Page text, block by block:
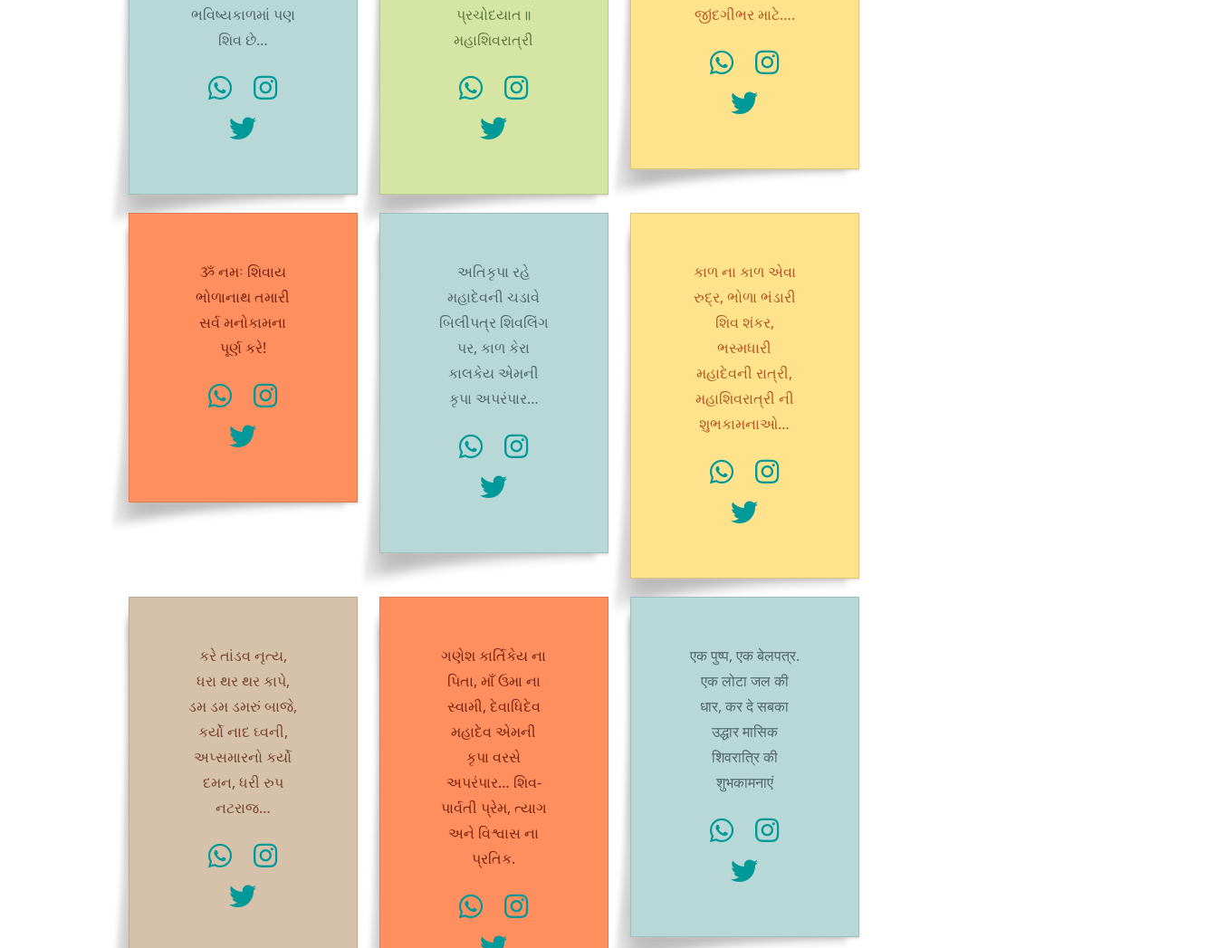
ભવિષ્યકાળમાં પણ
શિવ છે…
પ્રચોદયાત॥
મહાશિવરાત્રી
જીંદગીભર માટે….
ૐ નમઃ શિવાય
ભોળાનાથ તમારી
સર્વ મનોકામના
પૂર્ણ કરે!
અતિકૃપા રહે
મહાદેવની ચડાવે
બિલીપત્ર શિવલિંગ
પર, કાળ કેરા
કાલકેય એમની
કૃપા અપરંપાર…
કાળ ના કાળ એવા
રુદ્ર, ભોળા ભંડારી
શિવ શંકર,
ભસ્મધારી
મહાદેવની રાત્રી,
મહાશિવરાત્રી ની
શુભકામનાઓ…
કરે તાંડવ નૃત્ય,
ધરા થર થર કાપે,
ડમ ડમ ડમરું બાજે,
કર્યો નાદ ઘ્વની,
અપ્સમારનો કર્યો
દમન, ધરી રુપ
નટરાજ…
ગણેશ કાર્તિકેય ના
પિતા, માઁ ઉમા ના
સ્વામી, દેવાધિદેવ
મહાદેવ એમની
કૃપા વરસે
અપરંપાર… શિવ-
પાર્વતી પ્રેમ, ત્યાગ
અને વિશ્વાસ ના
પ્રતિક.
एक पुष्प, एक बेलपत्र.
एक लोटा जल की
धार, कर दे सबका
उद्धार मासिक
शिवरात्रि की
शुभकामनाएं